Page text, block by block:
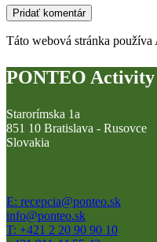
Táto webová stránka
PONTEO
Starorímska 1a
851 10 Bratislava - Rusovce
Slovakia
E: recepcia@ponteo.sk
info@ponteo.sk
T: +421 2 20 90 90 10